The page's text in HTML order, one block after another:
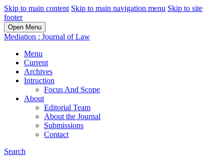
Skip to main content Skip to main navigation menu Skip to site
footer
Open Menu
Mediation : Journal of Law
Menu
Current
Archives
Intruction
Focus And Scope
About
Editorial Team
About the Journal
Submissions
Contact
Search